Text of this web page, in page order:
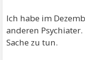
Ich habe im
anderen
Sache zu tun.